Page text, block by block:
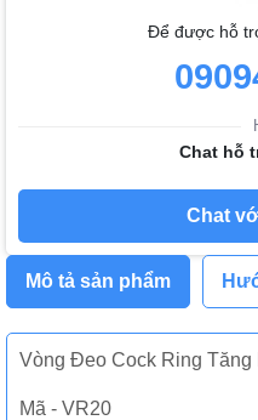
Để được hỗ
Chat hỗ
Chat
Mô tả sản phẩm
Vòng Đeo Cock Ring Tăng
Mã - VR20